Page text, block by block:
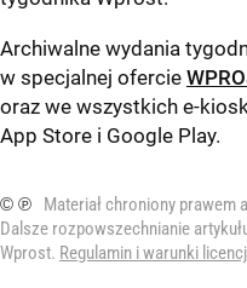
Archiwalne wydania
w specjalnej ofercie
oraz we wszystkich e-
App Store i Google Play.
© ℗
Materiał chroniony
Dalsze rozpowszechnianie
Wprost. Regulamin i warunki